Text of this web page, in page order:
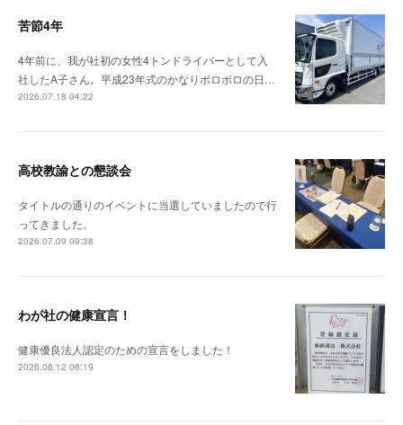
苦節4年
4年前に、我が社初の女性4トンドライバーとして入
社したA子さん。平成23年式のかなりボロボロの日…
2026.07.18 04:22
高校教諭との懇談会
タイトルの通りのイベントに当選していましたので行
ってきました。
2026.07.09 09:38
わが社の健康宣言！
健康優良法人認定のための宣言をしました！
2026.06.12 06:19